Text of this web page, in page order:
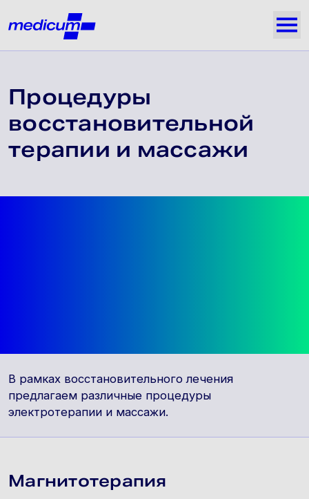
Medicum
Процедуры
восстановительной
терапии и массажи
В рамках восстановительного лечения
предлагаем различные процедуры
электротерапии и массажи.
Магнитотерапия